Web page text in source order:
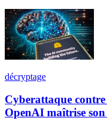
décryptage
Cyberattaque
OpenAI maîtrise